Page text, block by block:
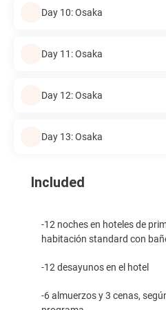
Day 10: Osaka
Day 11: Osaka
Day 12: Osaka
Day 13: Osaka
Included
-12 noches en hoteles de
habitación standard con
-12 desayunos en el hotel
-6 almuerzos y 3 cenas,